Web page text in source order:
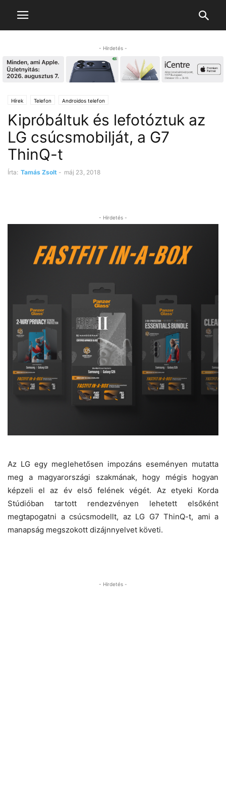
- Hirdetés -
Hírek Telefon Androidos telefon
Kipróbáltuk és lefotóztuk az
LG csúcsmobilját, a G7
ThinQ-t
Írta: Tamás Zsolt - máj 23, 2018
- Hirdetés -
Az LG egy meglehetősen impozáns eseményen mutatta
meg a magyarországi szakmának, hogy mégis hogyan
képzeli el az év első felének végét. Az etyeki Korda
Stúdióban tartott rendezvényen lehetett elsőként
megtapogatni a csúcsmodellt, az LG G7 ThinQ-t, ami a
manapság megszokott dizájnnyelvet követi.
- Hirdetés -